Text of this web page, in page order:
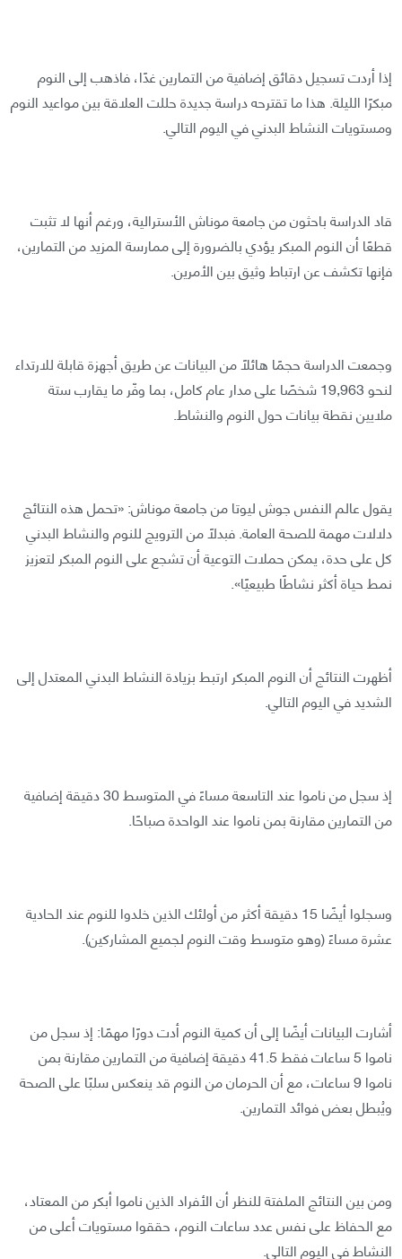
إذا أردت تسجيل دقائق إضافية من التمارين غدًا، فاذهب إلى النوم
مبكرًا الليلة. هذا ما تقترحه دراسة جديدة حللت العلاقة بين مواعيد النوم
ومستويات النشاط البدني في اليوم التالي.
قاد الدراسة باحثون من جامعة موناش الأسترالية، ورغم أنها لا تثبت
قطعًا أن النوم المبكر يؤدي بالضرورة إلى ممارسة المزيد من التمارين،
فإنها تكشف عن ارتباط وثيق بين الأمرين.
وجمعت الدراسة حجمًا هائلًا من البيانات عن طريق أجهزة قابلة للارتداء
لنحو 19,963 شخصًا على مدار عام كامل، بما وفّر ما يقارب ستة
ملايين نقطة بيانات حول النوم والنشاط.
يقول عالم النفس جوش ليوتا من جامعة موناش: «تحمل هذه النتائج
دلالات مهمة للصحة العامة. فبدلًا من الترويج للنوم والنشاط البدني
كل على حدة، يمكن حملات التوعية أن تشجع على النوم المبكر لتعزيز
نمط حياة أكثر نشاطًا طبيعيًا».
أظهرت النتائج أن النوم المبكر ارتبط بزيادة النشاط البدني المعتدل إلى
الشديد في اليوم التالي.
إذ سجل من ناموا عند التاسعة مساءً في المتوسط 30 دقيقة إضافية
من التمارين مقارنة بمن ناموا عند الواحدة صباحًا.
وسجلوا أيضًا 15 دقيقة أكثر من أولئك الذين خلدوا للنوم عند الحادية
عشرة مساءً (وهو متوسط وقت النوم لجميع المشاركين).
أشارت البيانات أيضًا إلى أن كمية النوم أدت دورًا مهمًا: إذ سجل من
ناموا 5 ساعات فقط 41.5 دقيقة إضافية من التمارين مقارنة بمن
ناموا 9 ساعات، مع أن الحرمان من النوم قد ينعكس سلبًا على الصحة
ويُبطل بعض فوائد التمارين.
ومن بين النتائج الملفتة للنظر أن الأفراد الذين ناموا أبكر من المعتاد،
مع الحفاظ على نفس عدد ساعات النوم، حققوا مستويات أعلى من
النشاط في اليوم التالي.